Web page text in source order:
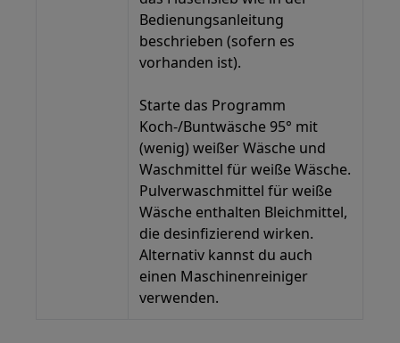
Bedienungsanleitung
beschrieben (sofern es
vorhanden ist).
Starte das Programm
Koch-/Buntwäsche 95° mit
(wenig) weißer Wäsche und
Waschmittel für weiße Wäsche.
Pulverwaschmittel für weiße
Wäsche enthalten Bleichmittel,
die desinfizierend wirken.
Alternativ kannst du auch
einen Maschinenreiniger
verwenden.